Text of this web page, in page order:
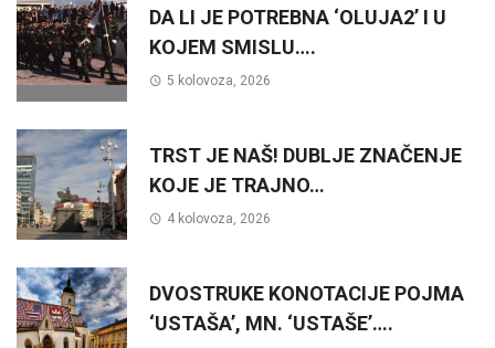
DA LI JE POTREBNA ‘OLUJA2’ I U
KOJEM SMISLU….
5 kolovoza, 2026
TRST JE NAŠ! DUBLJE ZNAČENJE
KOJE JE TRAJNO…
4 kolovoza, 2026
DVOSTRUKE KONOTACIJE POJMA
‘USTAŠA’, MN. ‘USTAŠE’….